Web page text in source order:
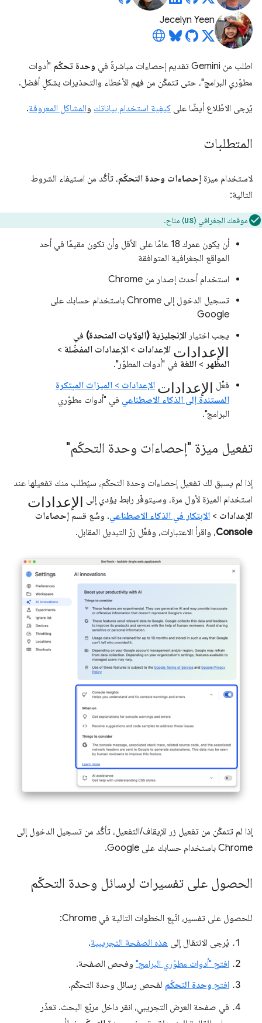
Jecelyn Yeen
اطلب من Gemini تقديم إحصاءات مباشرةً في وحدة تحكّم "أدوات
مطوّري البرامج"، حتى تتمكّن من فهم الأخطاء والتحذيرات بشكلٍ أفضل.
يُرجى الاطّلاع أيضًا على كيفية استخدام بياناتك والمشاكل المعروفة.
المتطلبات
لاستخدام ميزة إحصاءات وحدة التحكّم، تأكَّد من استيفاء الشروط
التالية:
موقعك الجغرافي (US) متاح.
أن يكون عمرك 18 عامًا على الأقل وأن تكون مقيمًا في أحد
المواقع الجغرافية المتوافقة
استخدام أحدث إصدار من Chrome
تسجيل الدخول إلى Chrome باستخدام حسابك على
Google
يجب اختيار الإنجليزية (الولايات المتحدة) في
الإعدادات الإعدادات > الإعدادات المفضّلة >
المظهر > اللغة في "أدوات المطوّر".
فعِّل الإعدادات الإعدادات > الميزات المبتكرة
المستندة إلى الذكاء الاصطناعي في "أدوات مطوّري
البرامج".
تفعيل ميزة "إحصاءات وحدة التحكّم"
إذا لم يسبق لك تفعيل إحصاءات وحدة التحكّم، سيُطلب منك تفعيلها عند
استخدام الميزة لأول مرة، وسيتوفّر رابط يؤدي إلى الإعدادات
الإعدادات > الابتكار في الذكاء الاصطناعي. وسِّع قسم إحصاءات
Console، واقرأ الاعتبارات، وفعِّل زرّ التبديل المقابل.
إذا لم تتمكّن من تفعيل زر الإيقاف/التفعيل، تأكَّد من تسجيل الدخول إلى
Chrome باستخدام حسابك على Google.
الحصول على تفسيرات لرسائل وحدة التحكّم
للحصول على تفسير، اتّبِع الخطوات التالية في Chrome:
يُرجى الانتقال إلى هذه الصفحة التجريبية.
افتح "أدوات مطوّري البرامج" وفحص الصفحة.
افتح وحدة التحكّم لفحص رسائل وحدة التحكّم.
في صفحة العرض التجريبي، انقر داخل مربّع البحث. تعذّر